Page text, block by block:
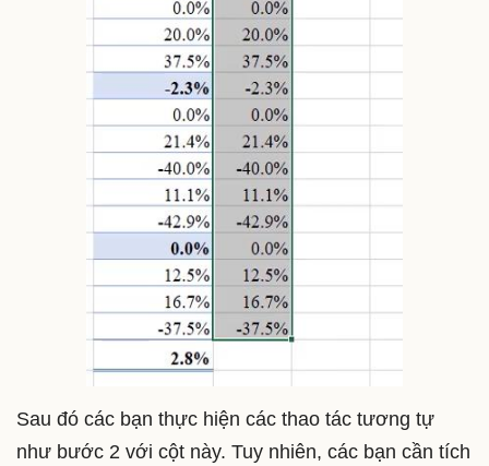
Sau đó các bạn thực hiện các thao tác tương tự
như bước 2 với cột này. Tuy nhiên, các bạn cần tích